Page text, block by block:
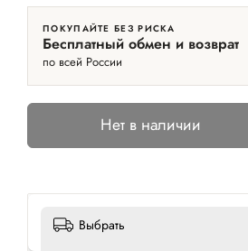
ПОКУПАЙТЕ БЕЗ РИСКА
Бесплатный обмен и возврат
по всей России
Нет в наличии
Выбрать